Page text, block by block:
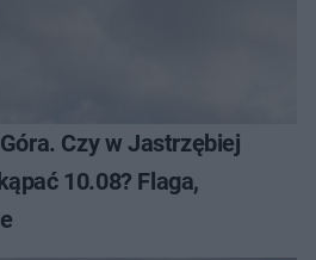
Czy w Jastrzębiej
10.08? Flaga,